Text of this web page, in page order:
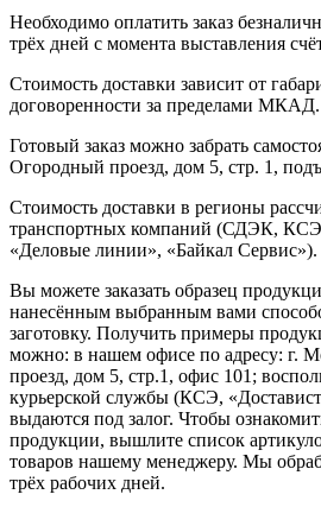
Необходимо оплатить заказ
трёх дней с момента выставления
Стоимость доставки зависит от
договоренности за пределами МКАД.
Готовый заказ можно забрать
Огородный проезд, дом 5, стр. 1,
Стоимость доставки в регионы
транспортных компаний (СДЭК,
«Деловые линии», «Байкал Сервис»).
Вы можете заказать образец
нанесённым выбранным вами
заготовку. Получить примеры
можно: в нашем офисе по адресу: г.
проезд, дом 5, стр.1, офис 101;
курьерской службы (КСЭ,
выдаются под залог. Чтобы
продукции, вышлите список
товаров нашему менеджеру. Мы
трёх рабочих дней.